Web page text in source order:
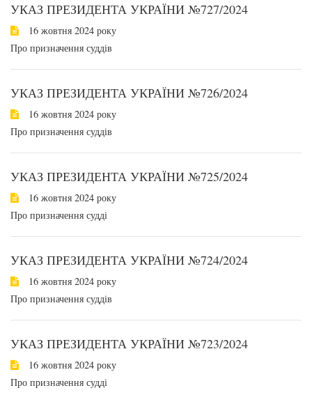
УКАЗ ПРЕЗИДЕНТА УКРАЇНИ №727/2024
16 жовтня 2024 року
Про призначення суддів
УКАЗ ПРЕЗИДЕНТА УКРАЇНИ №726/2024
16 жовтня 2024 року
Про призначення суддів
УКАЗ ПРЕЗИДЕНТА УКРАЇНИ №725/2024
16 жовтня 2024 року
Про призначення судді
УКАЗ ПРЕЗИДЕНТА УКРАЇНИ №724/2024
16 жовтня 2024 року
Про призначення суддів
УКАЗ ПРЕЗИДЕНТА УКРАЇНИ №723/2024
16 жовтня 2024 року
Про призначення судді